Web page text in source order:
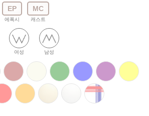
EP
에폭시
MC
캐스트
여성 남성